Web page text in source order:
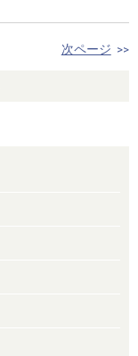
次ページ >>